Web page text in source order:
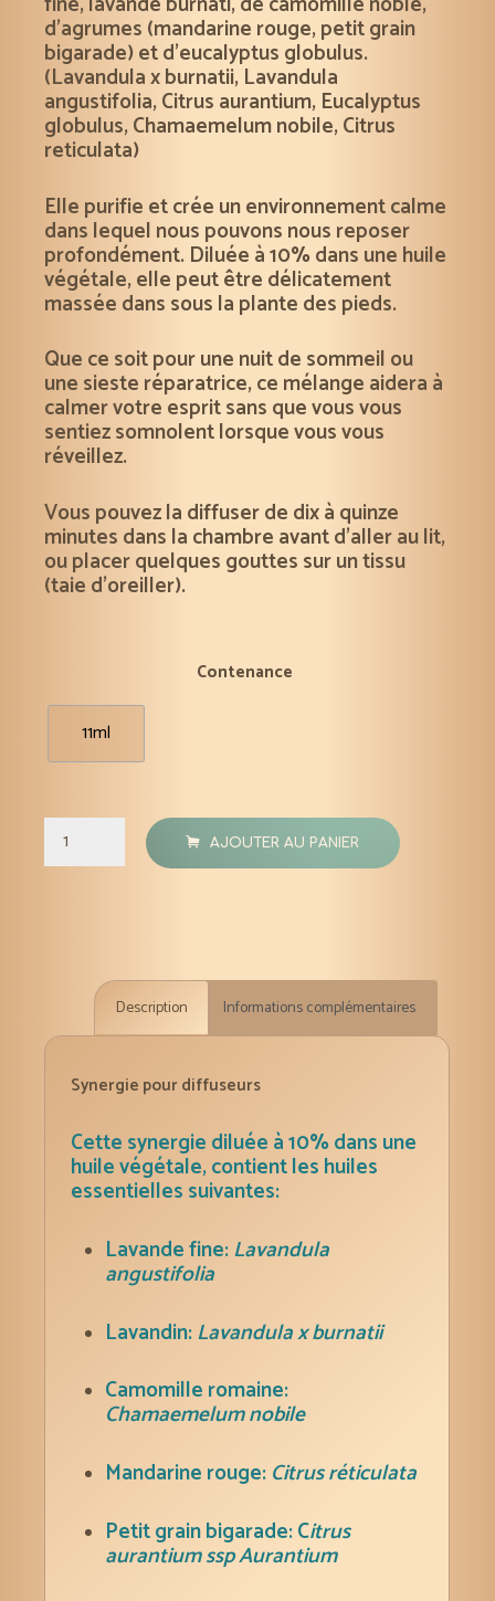
d’agrumes (mandarine rouge, petit grain
bigarade) et d’eucalyptus globulus.
(Lavandula x burnatii, Lavandula
angustifolia, Citrus aurantium, Eucalyptus
globulus, Chamaemelum nobile, Citrus
reticulata)
Elle purifie et crée un environnement calme
dans lequel nous pouvons nous reposer
profondément. Diluée à 10% dans une huile
végétale, elle peut être délicatement
massée dans sous la plante des pieds.
Que ce soit pour une nuit de sommeil ou
une sieste réparatrice, ce mélange aidera à
calmer votre esprit sans que vous vous
sentiez somnolent lorsque vous vous
réveillez.
Vous pouvez la diffuser de dix à quinze
minutes dans la chambre avant d’aller au lit,
ou placer quelques gouttes sur un tissu
(taie d’oreiller).
Contenance
11ml
quantité
de
(Lavande
lavandin,
romaine,
mandarine
rouge,
petit
bigarade
globulus)
AJOUTER AU PANIER
Description Informations complémentaires
Synergie pour diffuseurs
Cette synergie diluée à 10% dans une
huile végétale, contient les huiles
essentielles suivantes:
Lavande fine:Lavandula
angustifolia
Lavandin:Lavandula x burnatii
Camomille romaine:
Chamaemelum nobile
Mandarine rouge:Citrus réticulata
Petit grain bigarade: Citrus
aurantium ssp Aurantium